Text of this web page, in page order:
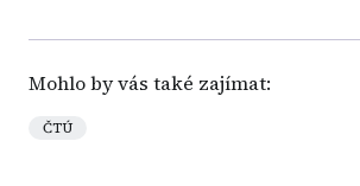
Mohlo by vás také zajímat:
ČTÚ